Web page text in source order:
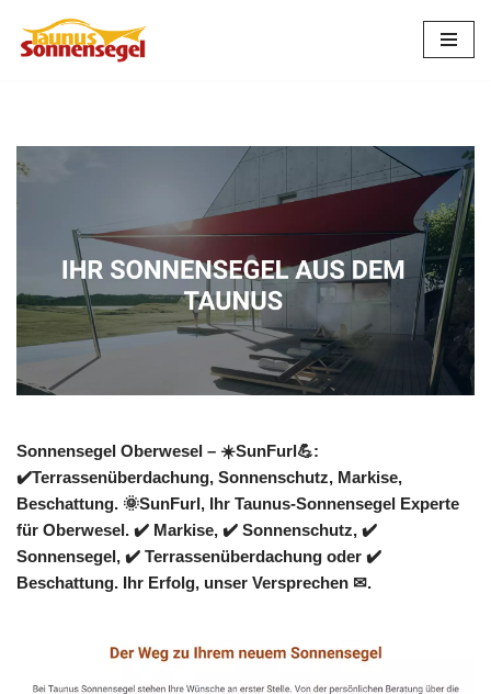
Zum
Sonnensegel Oberwesel – ☀️SunFurl💪:
✔️Terrassenüberdachung, Sonnenschutz, Markise,
Beschattung. 🌞SunFurl, Ihr Taunus-Sonnensegel Experte
für Oberwesel. ✔️ Markise, ✔️ Sonnenschutz, ✔️
Sonnensegel, ✔️ Terrassenüberdachung oder ✔️
Beschattung. Ihr Erfolg, unser Versprechen ✉.